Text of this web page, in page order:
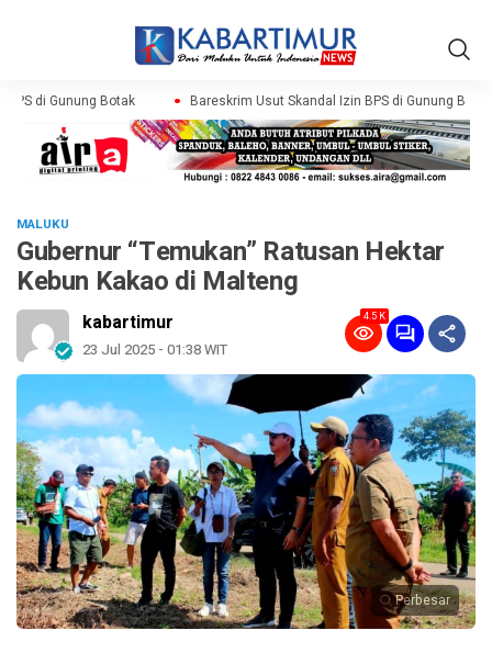
di Gunung Botak Bareskrim Usut Skandal Izin BPS di Gunung Botak
MALUKU
Gubernur “Temukan” Ratusan Hektar
Kebun Kakao di Malteng
kabartimur
23 Jul 2025 - 01:38 WIT
4.5 K
Perbesar